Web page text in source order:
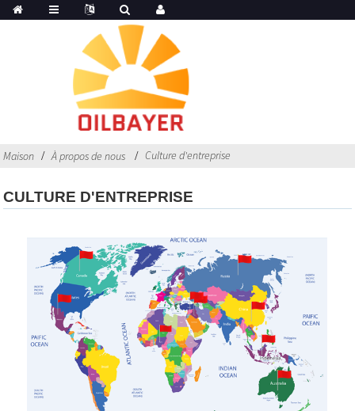
Maison À propos de nous Culture d'entreprise
CULTURE D'ENTREPRISE